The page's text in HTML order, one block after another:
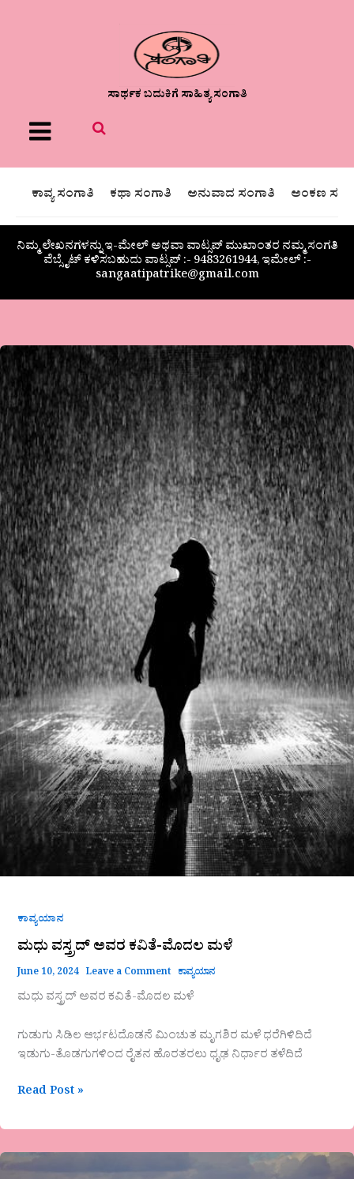
ಸಾರ್ಥಕ ಬದುಕಿಗೆ ಸಾಹಿತ್ಯ ಸಂಗಾತಿ
Menu
ಕಾವ್ಯ ಸಂಗಾತಿ ಕಥಾ ಸಂಗಾತಿ ಅನುವಾದ ಸಂಗಾತಿ ಅಂಕಣ
ನಿಮ್ಮ ಲೇಖನಗಳನ್ನು ಇ-ಮೇಲ್ ಅಥವಾ ವಾಟ್ಸಪ್ ಮುಖಾಂತರ ನಮ್ಮ ಸಂಗತಿ
ವೆಬ್ಸೈಟ್ ಕಳಿಸಬಹುದು ವಾಟ್ಸಪ್‌ :- 9483261944, ಇಮೇಲ್ :-
sangaatipatrike@gmail.com
ಕಾವ್ಯಯಾನ
ಮಧು ವಸ್ತ್ರದ್ ಅವರ ಕವಿತೆ-ಮೊದಲ ಮಳೆ
June 10, 2024 Leave a Comment ಕಾವ್ಯಯಾನ
ಮಧು ವಸ್ತ್ರದ್ ಅವರ ಕವಿತೆ-ಮೊದಲ ಮಳೆ
ಗುಡುಗು ಸಿಡಿಲ ಆರ್ಭಟದೊಡನೆ ಮಿಂಚುತ ಮೃಗಶಿರ ಮಳೆ ಧರೆಗಿಳಿದಿದೆ
ಇಡುಗು-ತೊಡಗುಗಳಿಂದ ರೈತನ ಹೊರತರಲು ಧೃಢ ನಿರ್ಧಾರ ತಳೆದಿದೆ
ಮಧು
ವಸ್ತ್ರದ್
ಅವರ
ಕವಿತೆ-
ಮೊದಲ
ಮಳೆ
Read Post »
ಮಧುಮಾಲತಿರುದ್ರೇಶ್